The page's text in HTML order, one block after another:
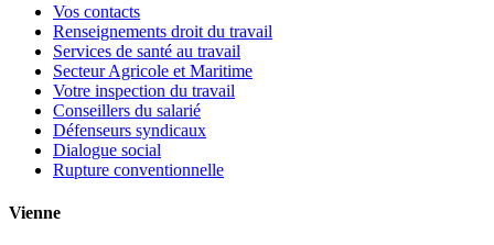
Vos contacts
Renseignements droit du travail
Services de santé au travail
Secteur Agricole et Maritime
Votre inspection du travail
Conseillers du salarié
Défenseurs syndicaux
Dialogue social
Rupture conventionnelle
Vienne